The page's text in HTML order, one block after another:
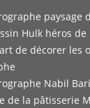
paysage
Hulk héros de
de décorer les
Nabil
de la pâtisserie